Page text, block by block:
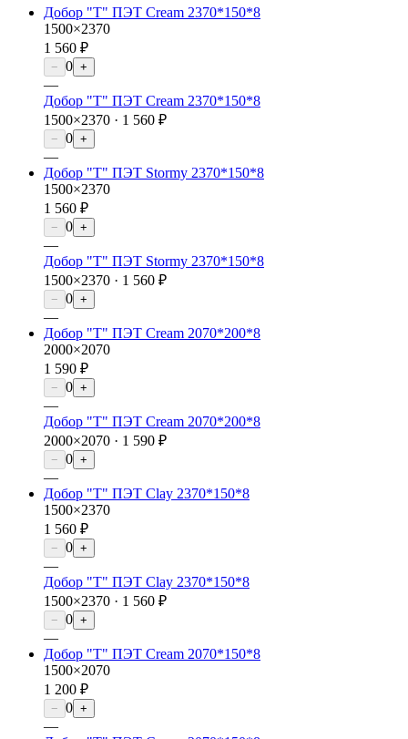
Добор "Т" ПЭТ Cream 2370*150*8
1500×2370
1 560 ₽
− 0 +
—
Добор "Т" ПЭТ Cream 2370*150*8
1500×2370 · 1 560 ₽
− 0 +
—
Добор "Т" ПЭТ Stormy 2370*150*8
1500×2370
1 560 ₽
− 0 +
—
Добор "Т" ПЭТ Stormy 2370*150*8
1500×2370 · 1 560 ₽
− 0 +
—
Добор "Т" ПЭТ Cream 2070*200*8
2000×2070
1 590 ₽
− 0 +
—
Добор "Т" ПЭТ Cream 2070*200*8
2000×2070 · 1 590 ₽
− 0 +
—
Добор "Т" ПЭТ Clay 2370*150*8
1500×2370
1 560 ₽
− 0 +
—
Добор "Т" ПЭТ Clay 2370*150*8
1500×2370 · 1 560 ₽
− 0 +
—
Добор "Т" ПЭТ Cream 2070*150*8
1500×2070
1 200 ₽
− 0 +
—